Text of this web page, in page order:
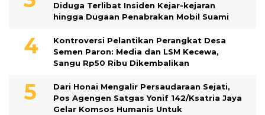
Diduga Terlibat Insiden Kejar-kejaran
hingga Dugaan Penabrakan Mobil Suami
Kontroversi Pelantikan Perangkat Desa
Semen Paron: Media dan LSM Kecewa,
Sangu Rp50 Ribu Dikembalikan
Dari Honai Mengalir Persaudaraan Sejati,
Pos Agengen Satgas Yonif 142/Ksatria Jaya
Gelar Komsos Humanis Untuk